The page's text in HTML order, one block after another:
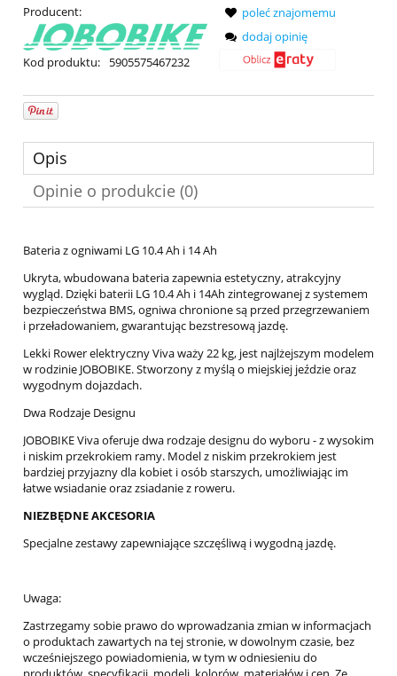
Producent:
Kod produktu: 5905575467232
poleć znajomemu
dodaj opinię
Opis
Opinie o produkcie (0)
Bateria z ogniwami LG 10.4 Ah i 14 Ah
Ukryta, wbudowana bateria zapewnia estetyczny, atrakcyjny
wygląd. Dzięki baterii LG 10.4 Ah i 14Ah zintegrowanej z systemem
bezpieczeństwa BMS, ogniwa chronione są przed przegrzewaniem
i przeładowaniem, gwarantując bezstresową jazdę.
Lekki Rower elektryczny Viva waży 22 kg, jest najlżejszym modelem
w rodzinie JOBOBIKE. Stworzony z myślą o miejskiej jeździe oraz
wygodnym dojazdach.
Dwa Rodzaje Designu
JOBOBIKE Viva oferuje dwa rodzaje designu do wyboru - z wysokim
i niskim przekrokiem ramy. Model z niskim przekrokiem jest
bardziej przyjazny dla kobiet i osób starszych, umożliwiając im
łatwe wsiadanie oraz zsiadanie z roweru.
NIEZBĘDNE AKCESORIA
Specjalne zestawy zapewniające szczęśliwą i wygodną jazdę.
Uwaga:
Zastrzegamy sobie prawo do wprowadzania zmian w informacjach
o produktach zawartych na tej stronie, w dowolnym czasie, bez
wcześniejszego powiadomienia, w tym w odniesieniu do